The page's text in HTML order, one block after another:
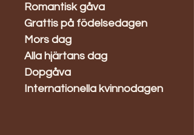
Romantisk gåva
Grattis på födelsedagen
Mors dag
Alla hjärtans dag
Dopgåva
Internationella kvinnodagen